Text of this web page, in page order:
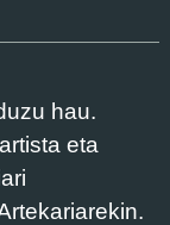
hau.
eta